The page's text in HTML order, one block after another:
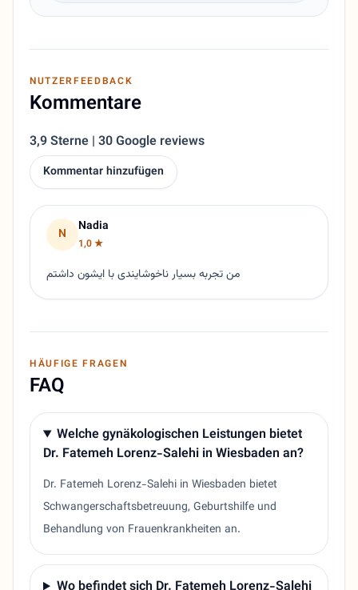
NUTZERFEEDBACK
Kommentare
3,9 Sterne | 30 Google reviews
Kommentar hinzufügen
N Nadia
1,0 ★
من تجربه بسیار ناخوشایندی با ایشون داشتم
HÄUFIGE FRAGEN
FAQ
Welche gynäkologischen Leistungen bietet
Dr. Fatemeh Lorenz-Salehi in Wiesbaden an?
Dr. Fatemeh Lorenz-Salehi in Wiesbaden bietet
Schwangerschaftsbetreuung, Geburtshilfe und
Behandlung von Frauenkrankheiten an.